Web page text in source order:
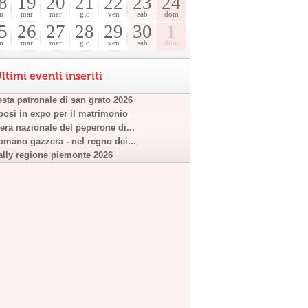
mar mer gio ven sab dom
26
mar
27
mer
28
gio
29
ven
30
sab
1
dom
eventi inseriti
patronale di san grato 2026
in expo per il matrimonio
nazionale del peperone di...
gazzera - nel regno dei...
regione piemonte 2026